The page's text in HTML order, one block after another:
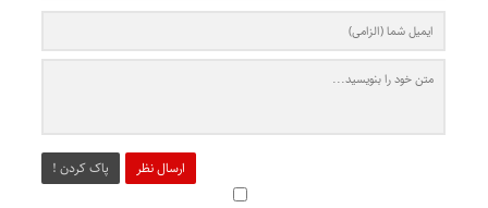
ارسال نظر پاک کردن !